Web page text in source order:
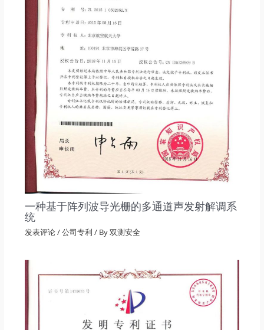
一种基于阵列波导光栅的多通道声发射解调系
统
发表评论/公司专利 / By双测安全